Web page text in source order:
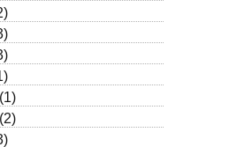
(1)
(2)